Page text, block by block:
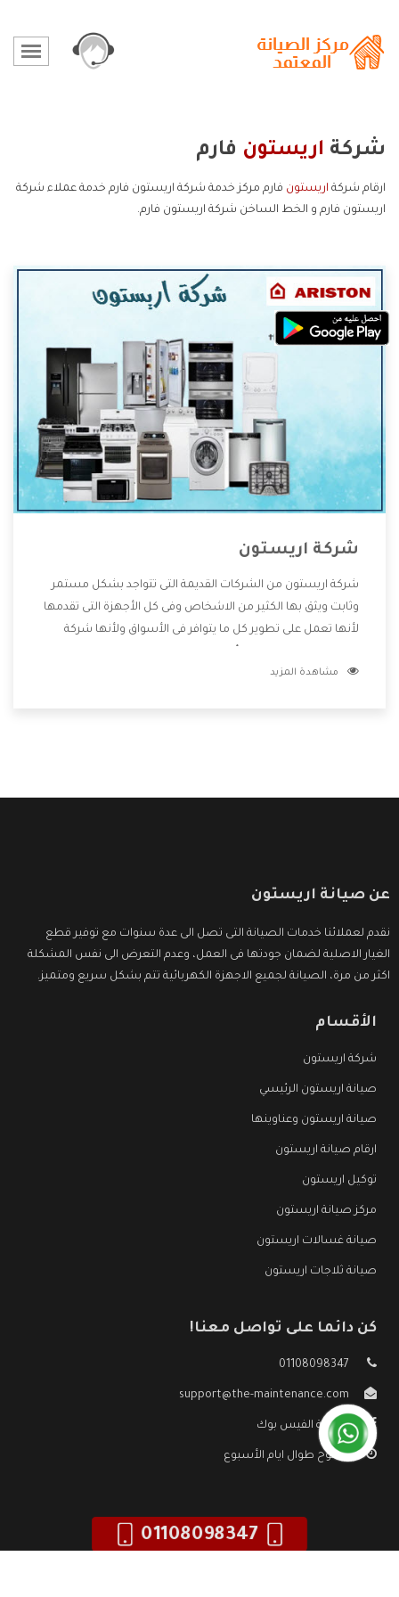
شركة اريستون فارم
ارقام شركة اريستون فارم مركز خدمة شركة اريستون فارم خدمة عملاء شركة
اريستون فارم و الخط الساخن شركة اريستون فارم.
شركة اريستون
شركة اريستون من الشركات القديمة التى تتواجد بشكل مستمر
وثابت ويثق بها الكثير من الاشخاص وفى كل الأجهزة التى تقدمها
لأنها تعمل على تطوير كل ما يتوافر فى الأسواق ولأنها شركة
وتقدم للعملاء أقوى العروض والخصومات التى تسهل على
مشاهدة المزيد
عن صيانة اريستون
نقدم لعملائنا خدمات الصيانة التى تصل الى عدة سنوات مع توفير قطع
الغيار الاصلية لضمان جودتها فى العمل، وعدم التعرض الى نفس المشكلة
اكثر من مرة، الصيانة لجميع الاجهزة الكهربائية تتم بشكل سريع ومتميز.
الأقسام
شركة اريستون
صيانة اريستون الرئيسي
صيانة اريستون وعناوينها
ارقام صيانة اريستون
توكيل اريستون
مركز صيانة اريستون
صيانة غسالات اريستون
صيانة ثلاجات اريستون
كن دائما على تواصل معنا!
01108098347
support@the-maintenance.com
صفحة الفيس بوك
مفتوح طوال ايام الأسبوع
01108098347